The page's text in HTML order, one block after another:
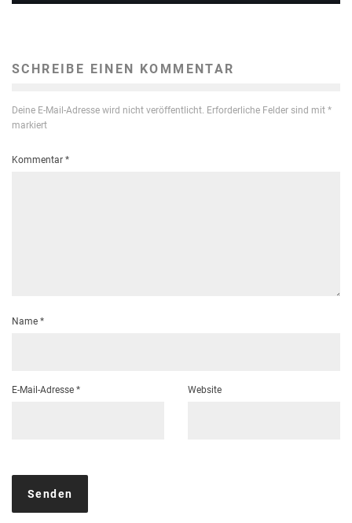
SCHREIBE EINEN KOMMENTAR
Deine E-Mail-Adresse wird nicht veröffentlicht. Erforderliche Felder sind mit *
markiert
Kommentar *
Name *
E-Mail-Adresse * Website